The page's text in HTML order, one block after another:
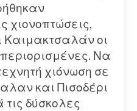
χιονοπτώσεις,
Καιμακτσαλάν οι
Να
χιόνωση σε
και Πισοδέρι
τις δύσκολες